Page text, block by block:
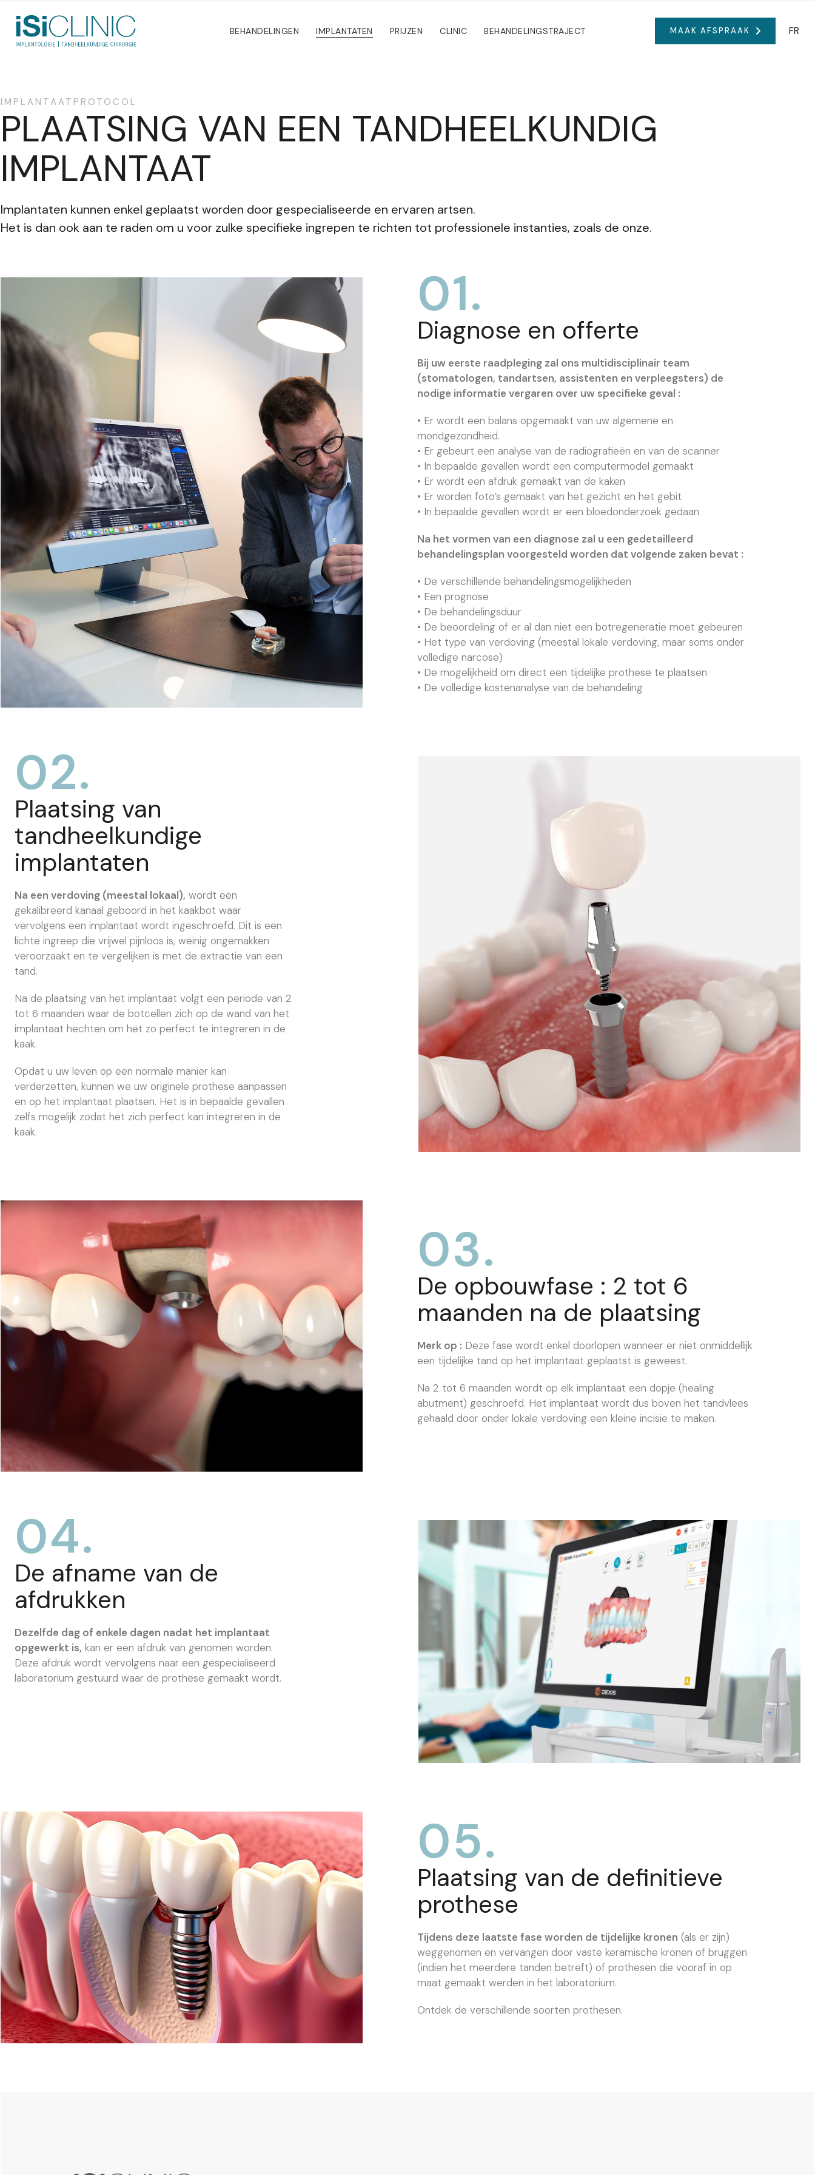
BEHANDELINGEN IMPLANTATEN PRIJZEN CLINIC BEHANDELINGSTRAJECT MAAK AFSPRAAK FR
IMPLANTAATPROTOCOL
PLAATSING VAN EEN TANDHEELKUNDIG
IMPLANTAAT
Implantaten kunnen enkel geplaatst worden door gespecialiseerde en ervaren artsen.
Het is dan ook aan te raden om u voor zulke specifieke ingrepen te richten tot professionele instanties, zoals de onze.
01.
Diagnose en offerte
Bij uw eerste raadpleging zal ons multidisciplinair team
(stomatologen, tandartsen, assistenten en verpleegsters) de
nodige informatie vergaren over uw specifieke geval :
• Er wordt een balans opgemaakt van uw algemene en
mondgezondheid.
• Er gebeurt een analyse van de radiografieën en van de scanner
• In bepaalde gevallen wordt een computermodel gemaakt
• Er wordt een afdruk gemaakt van de kaken
• Er worden foto’s gemaakt van het gezicht en het gebit
• In bepaalde gevallen wordt er een bloedonderzoek gedaan
Na het vormen van een diagnose zal u een gedetailleerd
behandelingsplan voorgesteld worden dat volgende zaken bevat :
• De verschillende behandelingsmogelijkheden
• Een prognose
• De behandelingsduur
• De beoordeling of er al dan niet een botregeneratie moet gebeuren
• Het type van verdoving (meestal lokale verdoving, maar soms onder
volledige narcose)
• De mogelijkheid om direct een tijdelijke prothese te plaatsen
• De volledige kostenanalyse van de behandeling
02.
Plaatsing van
tandheelkundige
implantaten
Na een verdoving (meestal lokaal), wordt een
gekalibreerd kanaal geboord in het kaakbot waar
vervolgens een implantaat wordt ingeschroefd. Dit is een
lichte ingreep die vrijwel pijnloos is, weinig ongemakken
veroorzaakt en te vergelijken is met de extractie van een
tand.
Na de plaatsing van het implantaat volgt een periode van 2
tot 6 maanden waar de botcellen zich op de wand van het
implantaat hechten om het zo perfect te integreren in de
kaak.
Opdat u uw leven op een normale manier kan
verderzetten, kunnen we uw originele prothese aanpassen
en op het implantaat plaatsen. Het is in bepaalde gevallen
zelfs mogelijk zodat het zich perfect kan integreren in de
kaak.
03.
De opbouwfase : 2 tot 6
maanden na de plaatsing
Merk op : Deze fase wordt enkel doorlopen wanneer er niet onmiddellijk
een tijdelijke tand op het implantaat geplaatst is geweest.
Na 2 tot 6 maanden wordt op elk implantaat een dopje (healing
abutment) geschroefd. Het implantaat wordt dus boven het tandvlees
gehaald door onder lokale verdoving een kleine incisie te maken.
04.
De afname van de
afdrukken
Dezelfde dag of enkele dagen nadat het implantaat
opgewerkt is, kan er een afdruk van genomen worden.
Deze afdruk wordt vervolgens naar een gespecialiseerd
laboratorium gestuurd waar de prothese gemaakt wordt.
05.
Plaatsing van de definitieve
prothese
Tijdens deze laatste fase worden de tijdelijke kronen (als er zijn)
weggenomen en vervangen door vaste keramische kronen of bruggen
(indien het meerdere tanden betreft) of prothesen die vooraf in op
maat gemaakt werden in het laboratorium.
Ontdek de verschillende soorten prothesen.